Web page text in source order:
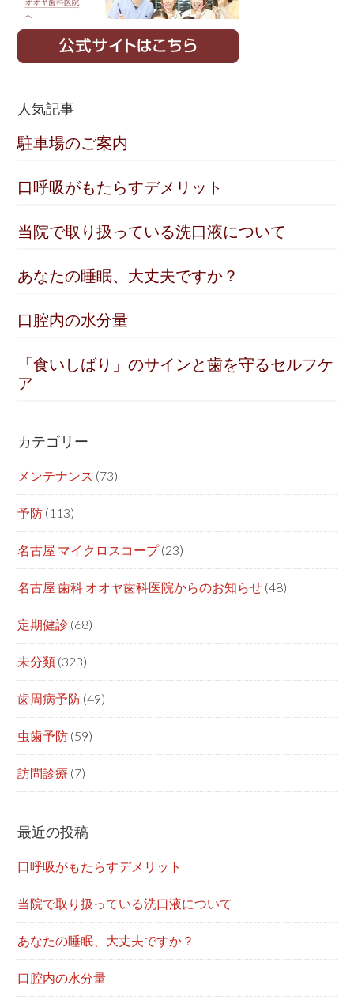
人気記事
駐車場のご案内
口呼吸がもたらすデメリット
当院で取り扱っている洗口液について
あなたの睡眠、大丈夫ですか？
口腔内の水分量
「食いしばり」のサインと歯を守るセルフケ
ア
カテゴリー
メンテナンス (73)
予防 (113)
名古屋 マイクロスコープ(23)
名古屋 歯科 オオヤ歯科医院からのお知らせ (48)
定期健診 (68)
未分類 (323)
歯周病予防 (49)
虫歯予防 (59)
訪問診療 (7)
最近の投稿
口呼吸がもたらすデメリット
当院で取り扱っている洗口液について
あなたの睡眠、大丈夫ですか？
口腔内の水分量